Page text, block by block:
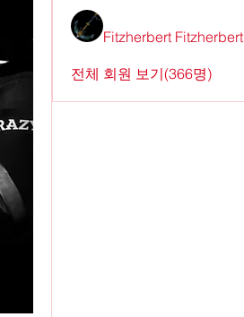
Fitzherbert Fitzherbert
전체 회원 보기(366명)